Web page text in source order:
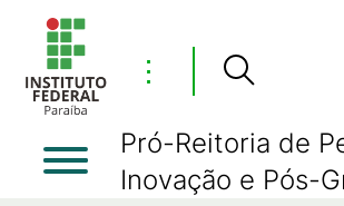
⋮
Pró-Reitoria de
Inovação e Pós-